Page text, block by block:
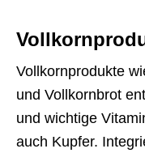
Vollkornprodukte
und Vollkornbrot
und wichtige
auch Kupfer.